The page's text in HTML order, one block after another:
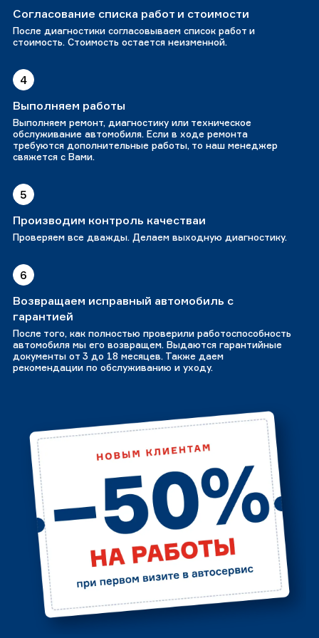
Согласование списка работ и стоимости
После диагностики согласовываем список работ и
стоимость. Стоимость остается неизменной.
4
Выполняем работы
Выполняем ремонт, диагностику или техническое
обслуживание автомобиля. Если в ходе ремонта
требуются дополнительные работы, то наш менеджер
свяжется с Вами.
5
Производим контроль качестваи
Проверяем все дважды. Делаем выходную диагностику.
6
Возвращаем исправный автомобиль с
гарантией
После того, как полностью проверили работоспособность
автомобиля мы его возвращем. Выдаются гарантийные
документы от 3 до 18 месяцев. Также даем
рекомендации по обслуживанию и уходу.